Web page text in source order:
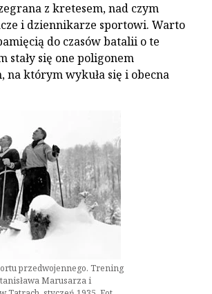
z kretesem, nad czym
i dziennikarze sportowi. Warto
do czasów batalii o te
stały się one poligonem
na którym wykuła się i obecna
przedwojennego. Trening
Marusarza i